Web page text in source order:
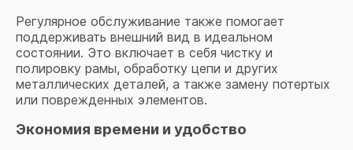
Регулярное обслуживание также помогает
поддерживать внешний вид в идеальном
состоянии. Это включает в себя чистку и
полировку рамы, обработку цепи и других
металлических деталей, а также замену потертых
или поврежденных элементов.
Экономия времени и удобство